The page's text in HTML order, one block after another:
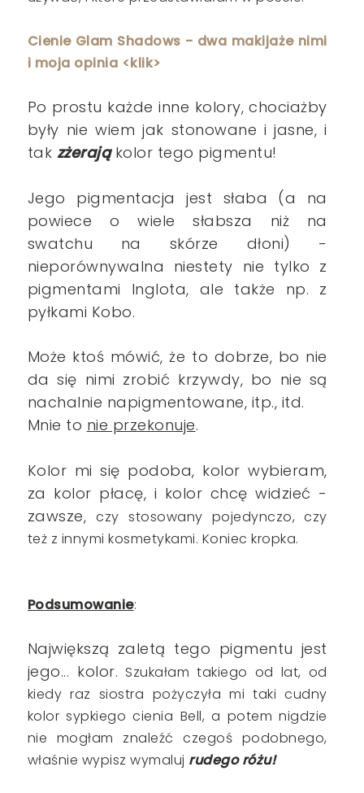
Cienie Glam Shadows - dwa makijaże nimi
i moja opinia <klik>
Po prostu każde inne kolory, chociażby
były nie wiem jak stonowane i jasne, i
tak zżerająkolor tego pigmentu!
Jego pigmentacja jest słaba (a na
powiece o wiele słabsza niż na
swatchu na skórze dłoni) -
nieporównywalna niestety nie tylko z
pigmentami Inglota, ale także np. z
pyłkami Kobo.
Może ktoś mówić, że to dobrze, bo nie
da się nimi zrobić krzywdy, bo nie są
nachalnie napigmentowane, itp., itd.
Mnie to nie przekonuje.
Kolor mi się podoba, kolor wybieram,
za kolor płacę, i kolor chcę widzieć -
zawsze,czy stosowany pojedynczo, czy
też z innymi kosmetykami. Koniec kropka.
Podsumowanie:
Największą zaletą tego pigmentu jest
jego... kolor. Szukałam takiego od lat, od
kiedy raz siostra pożyczyła mi taki cudny
kolor sypkiego cienia Bell, a potem nigdzie
nie mogłam znaleźć czegoś podobnego,
właśnie wypisz wymaluj rudego różu!